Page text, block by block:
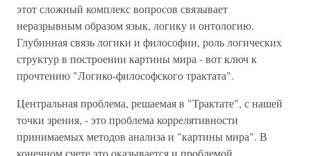
этот сложный комплекс вопросов связывает
неразрывным образом язык, логику и онтологию.
Глубинная связь логики и философии, роль логических
структур в построении картины мира - вот ключ к
прочтению "Логико-философского трактата".
Центральная проблема, решаемая в "Трактате", с нашей
точки зрения, - это проблема коррелятивности
принимаемых методов анализа и "картины мира". В
конечном счете это оказывается и проблемой